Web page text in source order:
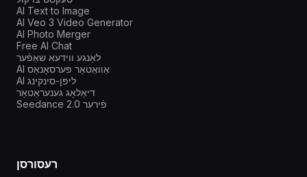
AI Text to Image
AI Veo 3 Video Generator
AI Photo Merger
Free AI Chat
לאַנגע ווידעא שאַפֿער
AI אַוואַטאַר פּערסאָנאַס
AI ליפּן-סינקינג
דיאַלאָג גענעראַטאָר
Seedance 2.0 פֿירער
רעסורסן